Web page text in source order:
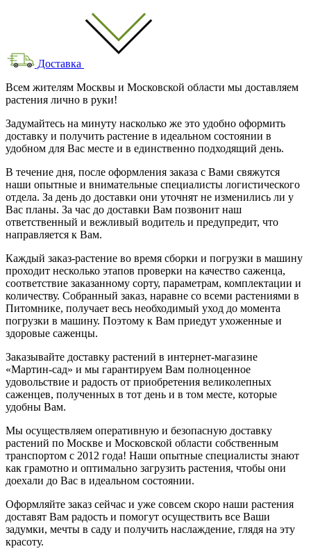
Доставка
Всем жителям Москвы и Московской области мы доставляем
растения лично в руки!
Задумайтесь на минуту насколько же это удобно оформить
доставку и получить растение в идеальном состоянии в
удобном для Вас месте и в единственно подходящий день.
В течение дня, после оформления заказа с Вами свяжутся
наши опытные и внимательные специалисты логистического
отдела. За день до доставки они уточнят не изменились ли у
Вас планы. За час до доставки Вам позвонит наш
ответственный и вежливый водитель и предупредит, что
направляется к Вам.
Каждый заказ-растение во время сборки и погрузки в машину
проходит несколько этапов проверки на качество саженца,
соответствие заказанному сорту, параметрам, комплектации и
количеству. Собранный заказ, наравне со всеми растениями в
Питомнике, получает весь необходимый уход до момента
погрузки в машину. Поэтому к Вам приедут ухоженные и
здоровые саженцы.
Заказывайте доставку растений в интернет-магазине
«Мартин-сад» и мы гарантируем Вам полноценное
удовольствие и радость от приобретения великолепных
саженцев, полученных в тот день и в том месте, которые
удобны Вам.
Мы осуществляем оперативную и безопасную доставку
растений по Москве и Московской области собственным
транспортом с 2012 года! Наши опытные специалисты знают
как грамотно и оптимально загрузить растения, чтобы они
доехали до Вас в идеальном состоянии.
Оформляйте заказ сейчас и уже совсем скоро наши растения
доставят Вам радость и помогут осуществить все Ваши
задумки, мечты в саду и получить наслаждение, глядя на эту
красоту.